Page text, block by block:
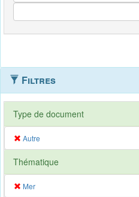
Filtres
Type de document
Autre
Thématique
Mer